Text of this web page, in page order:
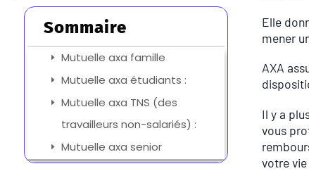
Sommaire
Mutuelle axa famille
Mutuelle axa étudiants :
Mutuelle axa TNS (des
travailleurs non-salariés) :
Mutuelle axa senior
Elle
mener
AXA
Il y a
vous
votre